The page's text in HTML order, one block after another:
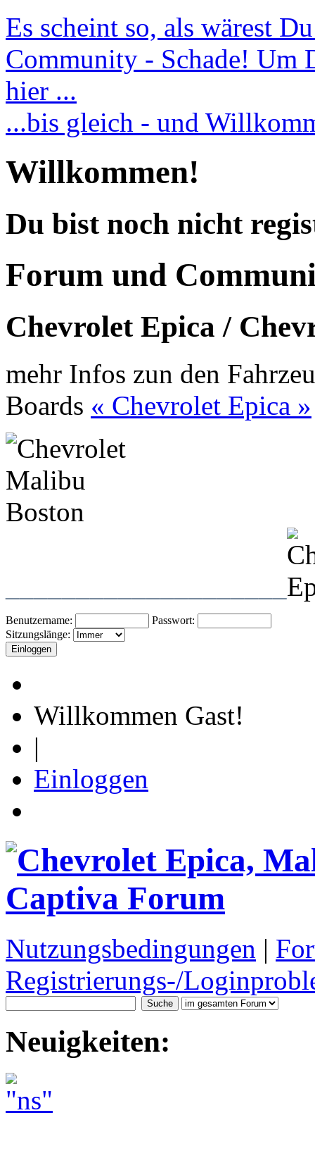
Es scheint so, als wärest
Community - Schade! Um
hier ...
...bis gleich - und
Willkommen!
Du bist noch nicht
Forum und
Chevrolet Epica /
mehr Infos zun den
Boards « Chevrolet Epica »
Benutzername:
Passwort:
Sitzungslänge:
Willkommen Gast!
|
Einloggen
Nutzungsbedingungen |
Registrierungs-/
Neuigkeiten: